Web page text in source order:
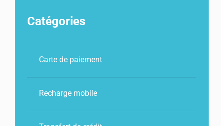
Catégories
Carte de paiement
Recharge mobile